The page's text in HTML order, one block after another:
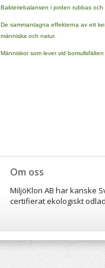
Bakteriebalansen i jorden rubbas och
De sammantagna effekterna av ett
människa och natur.
Människor som lever vid
Om oss
MiljöKlon AB har kanske
certifierat ekologiskt